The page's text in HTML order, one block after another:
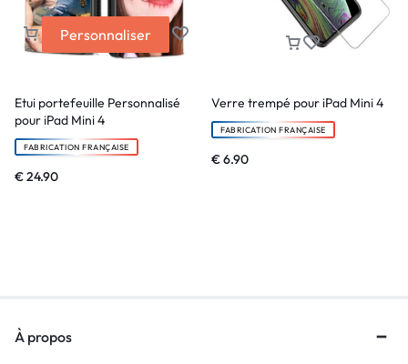
Personnaliser
Etui portefeuille Personnalisé
pour iPad Mini 4
FABRICATION FRANÇAISE
€24.90
Verre trempé pour iPad Mini 4
FABRICATION FRANÇAISE
€6.90
À propos